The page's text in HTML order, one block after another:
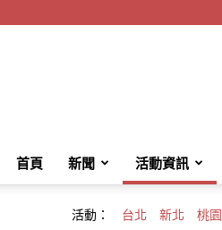
首頁 新聞 活動資訊
活動： 台北 新北 桃園